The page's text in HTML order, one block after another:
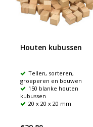
Houten kubussen
Tellen, sorteren,
groeperen en bouwen
150 blanke houten
kubussen
20 x 20 x 20 mm